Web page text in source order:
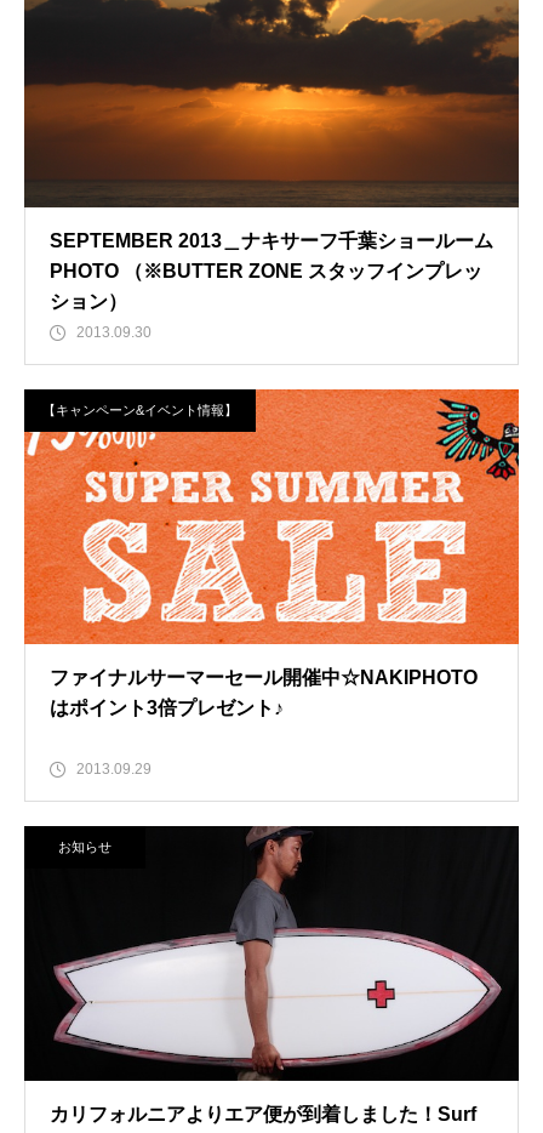
SEPTEMBER 2013＿ナキサーフ千葉ショールーム
PHOTO （※BUTTER ZONE スタッフインプレッ
ション）
2013.09.30
【キャンペーン&イベント情報】
ファイナルサーマーセール開催中☆NAKIPHOTO
はポイント3倍プレゼント♪
2013.09.29
お知らせ
カリフォルニアよりエア便が到着しました！Surf